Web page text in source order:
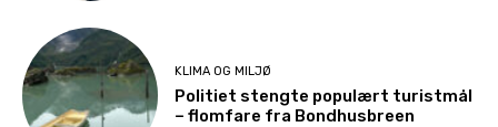
KLIMA OG MILJØ
Politiet stengte populært turistmål
– flomfare fra Bondhusbreen